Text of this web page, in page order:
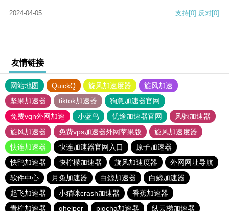
2024-04-05 支持[0] 反对[0]
友情链接
网站地图 QuickQ 旋风加速度器
旋风加速
坚果加速器
tiktok加速器
狗急加速器官网
免费vqn外网加速
小蓝鸟 优途加速器官网
风驰加速器
旋风加速器
免费vps加速器外网苹果版
旋风加速度器
快连加速器
快连加速器官网入口
原子加速器
快鸭加速器
快柠檬加速器 旋风加速度器
外网网址导航
软件中心
月兔加速器 白鲸加速器
白鲸加速器
起飞加速器
小猫咪crash加速器
香蕉加速器
青柠加速器
ghelper pigcha加速器 纵云梯加速器